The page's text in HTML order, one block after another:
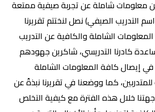
معلومات شاملة عن تجربة صيفية ممتعة
التدريب الصيفي) نصل لنختتم تقريرنا
الشاملة والكافية عن التدريب
كادرنا التدريسي، شاكرين جهودهم
إيصال كافة المعلومات الشاملة
كما ووضعنا في تقريرنا نبذةً عن
خلال هذه الفترة مع كيفية التخلص